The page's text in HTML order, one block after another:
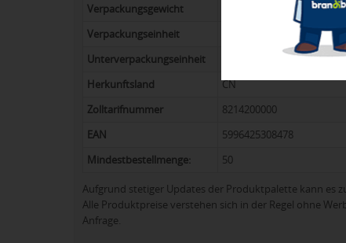
Verpackungsgewicht
Verpackungseinheit
Unterverpackungseinheit
Herkunftsland
CN
Zolltarifnummer
8214200000
EAN
5996425308478
Mindestbestellmenge:
50
Aufgrund stetiger Updates der Produktpalette kann es
Alle Produktpreise verstehen sich in der Regel ohne
Anfrage.